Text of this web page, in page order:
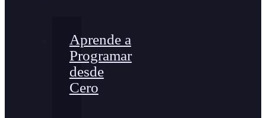
Aprende a
Programar
desde
Cero